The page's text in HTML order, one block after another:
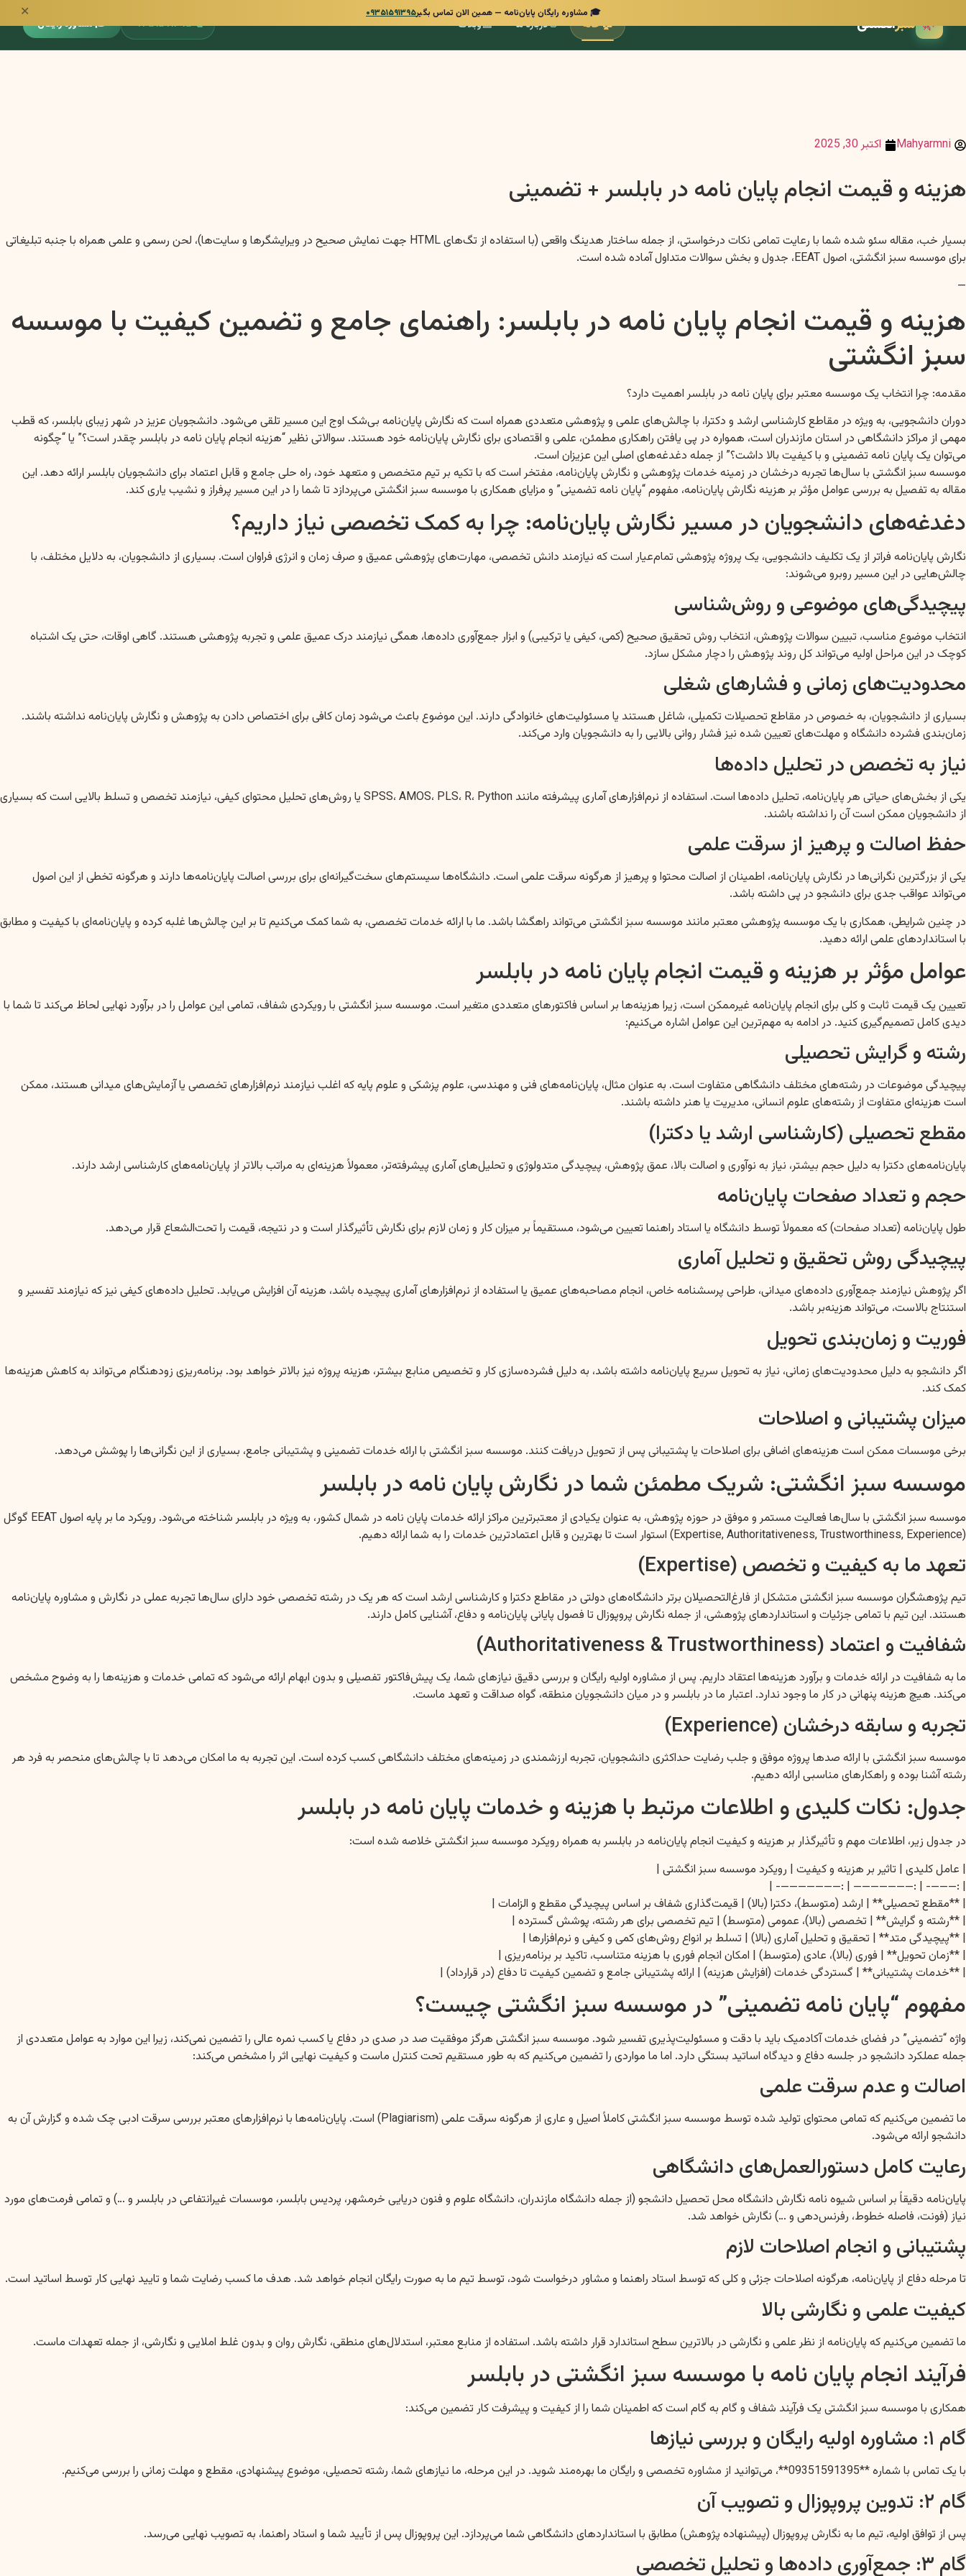
🎓 مشاوره رایگان پایان‌نامه — همین الان تماس بگیر۰۹۳۵۱۵۹۱۳۹۵ ✕
🌿 سبزانگشتی 🏠خانه 👋درباره ما 📰وبلاگ 📞۰۹۳۵۱۵۹۱۳۹۵ 🎓 مشاوره رایگان
Mahyarmni اکتبر 30, 2025
هزینه و قیمت انجام پایان نامه در بابلسر + تضمینی
بسیار خب، مقاله سئو شده شما با رعایت تمامی نکات درخواستی، از جمله ساختار هدینگ واقعی (با استفاده از تگ‌های HTML جهت نمایش صحیح در ویرایشگرها و سایت‌ها)، لحن رسمی و علمی همراه با جنبه تبلیغاتی
برای موسسه سبز انگشتی، اصول EEAT، جدول و بخش سوالات متداول آماده شده است.
—
هزینه و قیمت انجام پایان نامه در بابلسر: راهنمای جامع و تضمین کیفیت با موسسه
سبز انگشتی
مقدمه: چرا انتخاب یک موسسه معتبر برای پایان نامه در بابلسر اهمیت دارد؟
دوران دانشجویی، به ویژه در مقاطع کارشناسی ارشد و دکترا، با چالش‌های علمی و پژوهشی متعددی همراه است که نگارش پایان‌نامه بی‌شک اوج این مسیر تلقی می‌شود. دانشجویان عزیز در شهر زیبای بابلسر، که قطب
مهمی از مراکز دانشگاهی در استان مازندران است، همواره در پی یافتن راهکاری مطمئن، علمی و اقتصادی برای نگارش پایان‌نامه خود هستند. سوالاتی نظیر “هزینه انجام پایان نامه در بابلسر چقدر است؟” یا “چگونه
می‌توان یک پایان نامه تضمینی و با کیفیت بالا داشت؟” از جمله دغدغه‌های اصلی این عزیزان است.
موسسه سبز انگشتی با سال‌ها تجربه درخشان در زمینه خدمات پژوهشی و نگارش پایان‌نامه، مفتخر است که با تکیه بر تیم متخصص و متعهد خود، راه حلی جامع و قابل اعتماد برای دانشجویان بابلسر ارائه دهد. این
مقاله به تفصیل به بررسی عوامل مؤثر بر هزینه نگارش پایان‌نامه، مفهوم “پایان نامه تضمینی” و مزایای همکاری با موسسه سبز انگشتی می‌پردازد تا شما را در این مسیر پرفراز و نشیب یاری کند.
دغدغه‌های دانشجویان در مسیر نگارش پایان‌نامه: چرا به کمک تخصصی نیاز داریم؟
نگارش پایان‌نامه فراتر از یک تکلیف دانشجویی، یک پروژه پژوهشی تمام‌عیار است که نیازمند دانش تخصصی، مهارت‌های پژوهشی عمیق و صرف زمان و انرژی فراوان است. بسیاری از دانشجویان، به دلایل مختلف، با
چالش‌هایی در این مسیر روبرو می‌شوند:
پیچیدگی‌های موضوعی و روش‌شناسی
انتخاب موضوع مناسب، تبیین سوالات پژوهش، انتخاب روش تحقیق صحیح (کمی، کیفی یا ترکیبی) و ابزار جمع‌آوری داده‌ها، همگی نیازمند درک عمیق علمی و تجربه پژوهشی هستند. گاهی اوقات، حتی یک اشتباه
کوچک در این مراحل اولیه می‌تواند کل روند پژوهش را دچار مشکل سازد.
محدودیت‌های زمانی و فشارهای شغلی
بسیاری از دانشجویان، به خصوص در مقاطع تحصیلات تکمیلی، شاغل هستند یا مسئولیت‌های خانوادگی دارند. این موضوع باعث می‌شود زمان کافی برای اختصاص دادن به پژوهش و نگارش پایان‌نامه نداشته باشند.
زمان‌بندی فشرده دانشگاه و مهلت‌های تعیین شده نیز فشار روانی بالایی را به دانشجویان وارد می‌کند.
نیاز به تخصص در تحلیل داده‌ها
یکی از بخش‌های حیاتی هر پایان‌نامه، تحلیل داده‌ها است. استفاده از نرم‌افزارهای آماری پیشرفته مانند SPSS، AMOS، PLS، R، Python یا روش‌های تحلیل محتوای کیفی، نیازمند تخصص و تسلط بالایی است که بسیاری
از دانشجویان ممکن است آن را نداشته باشند.
حفظ اصالت و پرهیز از سرقت علمی
یکی از بزرگترین نگرانی‌ها در نگارش پایان‌نامه، اطمینان از اصالت محتوا و پرهیز از هرگونه سرقت علمی است. دانشگاه‌ها سیستم‌های سخت‌گیرانه‌ای برای بررسی اصالت پایان‌نامه‌ها دارند و هرگونه تخطی از این اصول
می‌تواند عواقب جدی برای دانشجو در پی داشته باشد.
در چنین شرایطی، همکاری با یک موسسه پژوهشی معتبر مانند موسسه سبز انگشتی می‌تواند راهگشا باشد. ما با ارائه خدمات تخصصی، به شما کمک می‌کنیم تا بر این چالش‌ها غلبه کرده و پایان‌نامه‌ای با کیفیت و مطابق
با استانداردهای علمی ارائه دهید.
عوامل مؤثر بر هزینه و قیمت انجام پایان نامه در بابلسر
تعیین یک قیمت ثابت و کلی برای انجام پایان‌نامه غیرممکن است، زیرا هزینه‌ها بر اساس فاکتورهای متعددی متغیر است. موسسه سبز انگشتی با رویکردی شفاف، تمامی این عوامل را در برآورد نهایی لحاظ می‌کند تا شما با
دیدی کامل تصمیم‌گیری کنید. در ادامه به مهم‌ترین این عوامل اشاره می‌کنیم:
رشته و گرایش تحصیلی
پیچیدگی موضوعات در رشته‌های مختلف دانشگاهی متفاوت است. به عنوان مثال، پایان‌نامه‌های فنی و مهندسی، علوم پزشکی و علوم پایه که اغلب نیازمند نرم‌افزارهای تخصصی یا آزمایش‌های میدانی هستند، ممکن
است هزینه‌ای متفاوت از رشته‌های علوم انسانی، مدیریت یا هنر داشته باشند.
مقطع تحصیلی (کارشناسی ارشد یا دکترا)
پایان‌نامه‌های دکترا به دلیل حجم بیشتر، نیاز به نوآوری و اصالت بالا، عمق پژوهش، پیچیدگی متدولوژی و تحلیل‌های آماری پیشرفته‌تر، معمولاً هزینه‌ای به مراتب بالاتر از پایان‌نامه‌های کارشناسی ارشد دارند.
حجم و تعداد صفحات پایان‌نامه
طول پایان‌نامه (تعداد صفحات) که معمولاً توسط دانشگاه یا استاد راهنما تعیین می‌شود، مستقیماً بر میزان کار و زمان لازم برای نگارش تأثیرگذار است و در نتیجه، قیمت را تحت‌الشعاع قرار می‌دهد.
پیچیدگی روش تحقیق و تحلیل آماری
اگر پژوهش نیازمند جمع‌آوری داده‌های میدانی، طراحی پرسشنامه خاص، انجام مصاحبه‌های عمیق یا استفاده از نرم‌افزارهای آماری پیچیده باشد، هزینه آن افزایش می‌یابد. تحلیل داده‌های کیفی نیز که نیازمند تفسیر و
استنتاج بالاست، می‌تواند هزینه‌بر باشد.
فوریت و زمان‌بندی تحویل
اگر دانشجو به دلیل محدودیت‌های زمانی، نیاز به تحویل سریع پایان‌نامه داشته باشد، به دلیل فشرده‌سازی کار و تخصیص منابع بیشتر، هزینه پروژه نیز بالاتر خواهد بود. برنامه‌ریزی زودهنگام می‌تواند به کاهش هزینه‌ها
کمک کند.
میزان پشتیبانی و اصلاحات
برخی موسسات ممکن است هزینه‌های اضافی برای اصلاحات یا پشتیبانی پس از تحویل دریافت کنند. موسسه سبز انگشتی با ارائه خدمات تضمینی و پشتیبانی جامع، بسیاری از این نگرانی‌ها را پوشش می‌دهد.
موسسه سبز انگشتی: شریک مطمئن شما در نگارش پایان نامه در بابلسر
موسسه سبز انگشتی با سال‌ها فعالیت مستمر و موفق در حوزه پژوهش، به عنوان یکیادی از معتبرترین مراکز ارائه خدمات پایان نامه در شمال کشور، به ویژه در بابلسر شناخته می‌شود. رویکرد ما بر پایه اصول EEAT گوگل
(Expertise, Authoritativeness, Trustworthiness, Experience) استوار است تا بهترین و قابل اعتمادترین خدمات را به شما ارائه دهیم.
تعهد ما به کیفیت و تخصص (Expertise)
تیم پژوهشگران موسسه سبز انگشتی متشکل از فارغ‌التحصیلان برتر دانشگاه‌های دولتی در مقاطع دکترا و کارشناسی ارشد است که هر یک در رشته تخصصی خود دارای سال‌ها تجربه عملی در نگارش و مشاوره پایان‌نامه
هستند. این تیم با تمامی جزئیات و استانداردهای پژوهشی، از جمله نگارش پروپوزال تا فصول پایانی پایان‌نامه و دفاع، آشنایی کامل دارند.
شفافیت و اعتماد (Authoritativeness & Trustworthiness)
ما به شفافیت در ارائه خدمات و برآورد هزینه‌ها اعتقاد داریم. پس از مشاوره اولیه رایگان و بررسی دقیق نیازهای شما، یک پیش‌فاکتور تفصیلی و بدون ابهام ارائه می‌شود که تمامی خدمات و هزینه‌ها را به وضوح مشخص
می‌کند. هیچ هزینه پنهانی در کار ما وجود ندارد. اعتبار ما در بابلسر و در میان دانشجویان منطقه، گواه صداقت و تعهد ماست.
تجربه و سابقه درخشان (Experience)
موسسه سبز انگشتی با ارائه صدها پروژه موفق و جلب رضایت حداکثری دانشجویان، تجربه ارزشمندی در زمینه‌های مختلف دانشگاهی کسب کرده است. این تجربه به ما امکان می‌دهد تا با چالش‌های منحصر به فرد هر
رشته آشنا بوده و راهکارهای مناسبی ارائه دهیم.
جدول: نکات کلیدی و اطلاعات مرتبط با هزینه و خدمات پایان نامه در بابلسر
در جدول زیر، اطلاعات مهم و تأثیرگذار بر هزینه و کیفیت انجام پایان‌نامه در بابلسر به همراه رویکرد موسسه سبز انگشتی خلاصه شده است:
| عامل کلیدی | تاثیر بر هزینه و کیفیت | رویکرد موسسه سبز انگشتی |
| :———- | :——————— | :———————- |
| **مقطع تحصیلی** | ارشد (متوسط)، دکترا (بالا) | قیمت‌گذاری شفاف بر اساس پیچیدگی مقطع و الزامات |
| **رشته و گرایش** | تخصصی (بالا)، عمومی (متوسط) | تیم تخصصی برای هر رشته، پوشش گسترده |
| **پیچیدگی متد** | تحقیق و تحلیل آماری (بالا) | تسلط بر انواع روش‌های کمی و کیفی و نرم‌افزارها |
| **زمان تحویل** | فوری (بالا)، عادی (متوسط) | امکان انجام فوری با هزینه متناسب، تاکید بر برنامه‌ریزی |
| **خدمات پشتیبانی** | گستردگی خدمات (افزایش هزینه) | ارائه پشتیبانی جامع و تضمین کیفیت تا دفاع (در قرارداد) |
مفهوم “پایان نامه تضمینی” در موسسه سبز انگشتی چیست؟
واژه “تضمینی” در فضای خدمات آکادمیک باید با دقت و مسئولیت‌پذیری تفسیر شود. موسسه سبز انگشتی هرگز موفقیت صد در صدی در دفاع یا کسب نمره عالی را تضمین نمی‌کند، زیرا این موارد به عوامل متعددی از
جمله عملکرد دانشجو در جلسه دفاع و دیدگاه اساتید بستگی دارد. اما ما مواردی را تضمین می‌کنیم که به طور مستقیم تحت کنترل ماست و کیفیت نهایی اثر را مشخص می‌کند:
اصالت و عدم سرقت علمی
ما تضمین می‌کنیم که تمامی محتوای تولید شده توسط موسسه سبز انگشتی کاملاً اصیل و عاری از هرگونه سرقت علمی (Plagiarism) است. پایان‌نامه‌ها با نرم‌افزارهای معتبر بررسی سرقت ادبی چک شده و گزارش آن به
دانشجو ارائه می‌شود.
رعایت کامل دستورالعمل‌های دانشگاهی
پایان‌نامه دقیقاً بر اساس شیوه نامه نگارش دانشگاه محل تحصیل دانشجو (از جمله دانشگاه مازندران، دانشگاه علوم و فنون دریایی خرمشهر، پردیس بابلسر، موسسات غیرانتفاعی در بابلسر و …) و تمامی فرمت‌های مورد
نیاز (فونت، فاصله خطوط، رفرنس‌دهی و …) نگارش خواهد شد.
پشتیبانی و انجام اصلاحات لازم
تا مرحله دفاع از پایان‌نامه، هرگونه اصلاحات جزئی و کلی که توسط استاد راهنما و مشاور درخواست شود، توسط تیم ما به صورت رایگان انجام خواهد شد. هدف ما کسب رضایت شما و تایید نهایی کار توسط اساتید است.
کیفیت علمی و نگارشی بالا
ما تضمین می‌کنیم که پایان‌نامه از نظر علمی و نگارشی در بالاترین سطح استاندارد قرار داشته باشد. استفاده از منابع معتبر، استدلال‌های منطقی، نگارش روان و بدون غلط املایی و نگارشی، از جمله تعهدات ماست.
فرآیند انجام پایان نامه با موسسه سبز انگشتی در بابلسر
همکاری با موسسه سبز انگشتی یک فرآیند شفاف و گام به گام است که اطمینان شما را از کیفیت و پیشرفت کار تضمین می‌کند:
گام ۱: مشاوره اولیه رایگان و بررسی نیازها
با یک تماس با شماره **09351591395**، می‌توانید از مشاوره تخصصی و رایگان ما بهره‌مند شوید. در این مرحله، ما نیازهای شما، رشته تحصیلی، موضوع پیشنهادی، مقطع و مهلت زمانی را بررسی می‌کنیم.
گام ۲: تدوین پروپوزال و تصویب آن
پس از توافق اولیه، تیم ما به نگارش پروپوزال (پیشنهاده پژوهش) مطابق با استانداردهای دانشگاهی شما می‌پردازد. این پروپوزال پس از تأیید شما و استاد راهنما، به تصویب نهایی می‌رسد.
گام ۳: جمع‌آوری داده‌ها و تحلیل تخصصی